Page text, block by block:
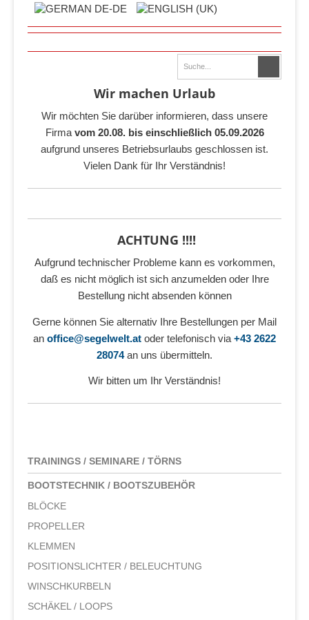
Wir machen Urlaub
Wir möchten Sie darüber informieren, dass unsere
Firma vom 20.08. bis einschließlich 05.09.2026
aufgrund unseres Betriebsurlaubs geschlossen ist.
Vielen Dank für Ihr Verständnis!
ACHTUNG !!!!
Aufgrund technischer Probleme kann es vorkommen,
daß es nicht möglich ist sich anzumelden oder Ihre
Bestellung nicht absenden können
Gerne können Sie alternativ Ihre Bestellungen per Mail
an office@segelwelt.at oder telefonisch via +43 2622
28074an uns übermitteln.
Wir bitten um Ihr Verständnis!
TRAININGS / SEMINARE / TÖRNS
BOOTSTECHNIK / BOOTSZUBEHÖR
BLÖCKE
PROPELLER
KLEMMEN
POSITIONSLICHTER / BELEUCHTUNG
WINSCHKURBELN
SCHÄKEL / LOOPS